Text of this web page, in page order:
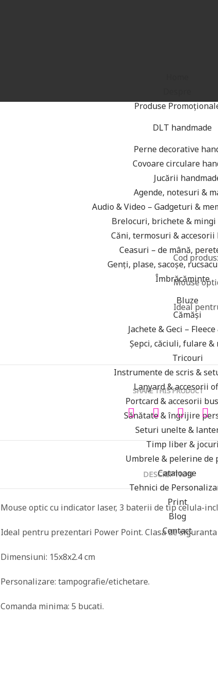
Produse
DLT handmade
Perne decorative
Covoare circulare
Jucării
Agende, notesuri &
Audio & Video – Gadgeturi &
Brelocuri, brichete &
Căni, termosuri &
Ceasuri – de mână,
Genți, plase, sacoșe,
Îmbrăcăminte
Bluze
Cămăși
Jachete & Geci –
Șepci, căciuli, fulare &
Tricouri
Instrumente de scris &
Lanyard & accesorii
Portcard & accesorii
Sănătate & îngrijire
Seturi unelte &
Timp liber &
Umbrele & pelerine de
Cataloage
Tehnici de
Print
Blog
Contact
Cod
Mouse
Ideal
SHARE THIS PRODUCT
DESCRIPTION
Mouse optic cu indicator laser, 3 baterii de tip celula-
Ideal pentru prezentari Power Point. Clasa de
Dimensiuni: 15x8x2.4 cm
Personalizare: tampografie/etichetare.
Comanda minima: 5 bucati.